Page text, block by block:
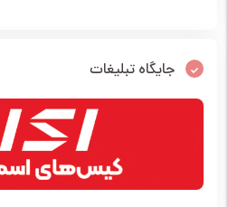
جایگاه تبلیغات